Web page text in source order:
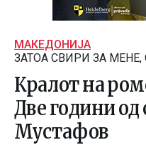
МАКЕДОНИЈА
ЗАТОА СВИРИ ЗА МЕНЕ,
Кралот на
Две години
Мустафов